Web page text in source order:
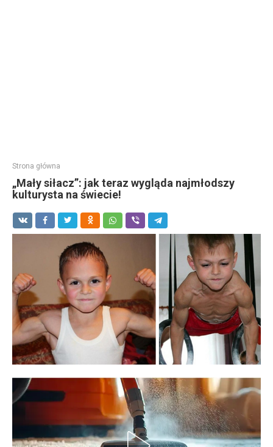
Strona główna
„Mały siłacz”: jak teraz wygląda najmłodszy
kulturysta na świecie!